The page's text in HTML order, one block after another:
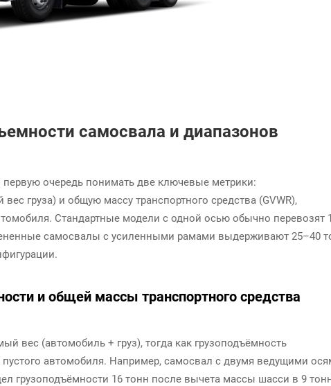
самосвала и диапазонов
очередь понимать две ключевые метрики:
груза) и общую массу транспортного средства (GVWR),
Стандартные модели с одной осью обычно перевозят
самосвалы с усиленными рамами выдерживают 25–40
и общей массы транспортного средства
вес (автомобиль + груз), тогда как грузоподъёмность
автомобиля. Например, самосвал с двумя ведущими
грузоподъёмности 16 тонн после вычета массы шасси в 9